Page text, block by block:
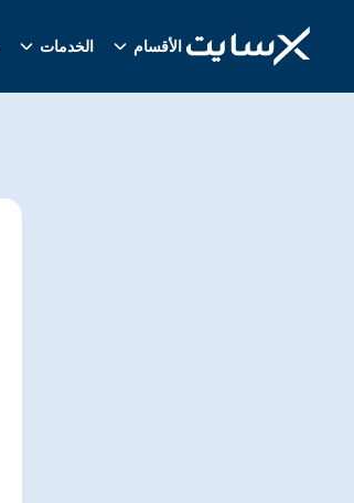
الأقسام الخدمات